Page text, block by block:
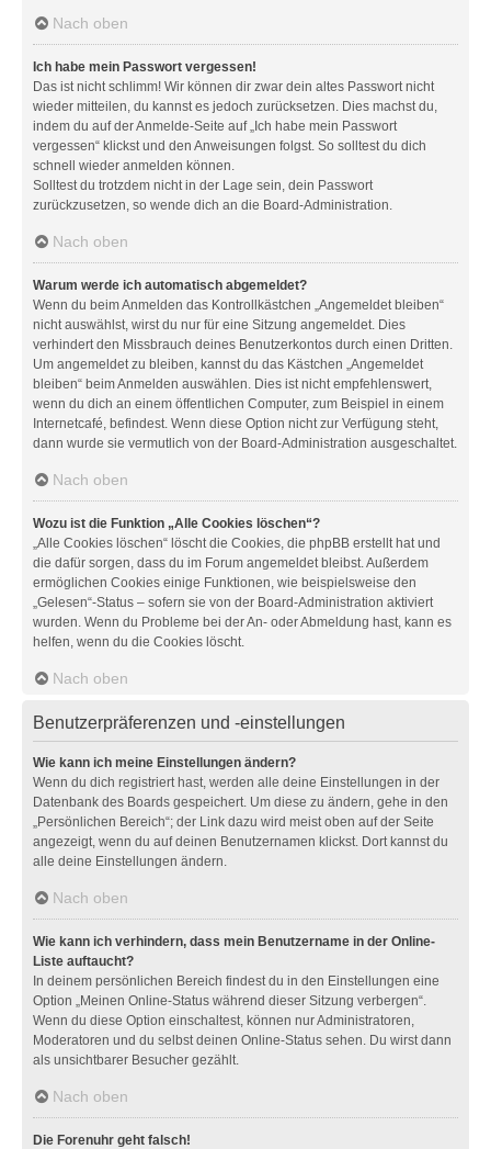
Nach oben
Ich habe mein Passwort vergessen!
Das ist nicht schlimm! Wir können dir zwar dein altes Passwort nicht
wieder mitteilen, du kannst es jedoch zurücksetzen. Dies machst du,
indem du auf der Anmelde-Seite auf „Ich habe mein Passwort
vergessen“ klickst und den Anweisungen folgst. So solltest du dich
schnell wieder anmelden können.
Solltest du trotzdem nicht in der Lage sein, dein Passwort
zurückzusetzen, so wende dich an die Board-Administration.
Nach oben
Warum werde ich automatisch abgemeldet?
Wenn du beim Anmelden das Kontrollkästchen „Angemeldet bleiben“
nicht auswählst, wirst du nur für eine Sitzung angemeldet. Dies
verhindert den Missbrauch deines Benutzerkontos durch einen Dritten.
Um angemeldet zu bleiben, kannst du das Kästchen „Angemeldet
bleiben“ beim Anmelden auswählen. Dies ist nicht empfehlenswert,
wenn du dich an einem öffentlichen Computer, zum Beispiel in einem
Internetcafé, befindest. Wenn diese Option nicht zur Verfügung steht,
dann wurde sie vermutlich von der Board-Administration ausgeschaltet.
Nach oben
Wozu ist die Funktion „Alle Cookies löschen“?
„Alle Cookies löschen“ löscht die Cookies, die phpBB erstellt hat und
die dafür sorgen, dass du im Forum angemeldet bleibst. Außerdem
ermöglichen Cookies einige Funktionen, wie beispielsweise den
„Gelesen“-Status – sofern sie von der Board-Administration aktiviert
wurden. Wenn du Probleme bei der An- oder Abmeldung hast, kann es
helfen, wenn du die Cookies löscht.
Nach oben
Benutzerpräferenzen und -einstellungen
Wie kann ich meine Einstellungen ändern?
Wenn du dich registriert hast, werden alle deine Einstellungen in der
Datenbank des Boards gespeichert. Um diese zu ändern, gehe in den
„Persönlichen Bereich“; der Link dazu wird meist oben auf der Seite
angezeigt, wenn du auf deinen Benutzernamen klickst. Dort kannst du
alle deine Einstellungen ändern.
Nach oben
Wie kann ich verhindern, dass mein Benutzername in der Online-
Liste auftaucht?
In deinem persönlichen Bereich findest du in den Einstellungen eine
Option „Meinen Online-Status während dieser Sitzung verbergen“.
Wenn du diese Option einschaltest, können nur Administratoren,
Moderatoren und du selbst deinen Online-Status sehen. Du wirst dann
als unsichtbarer Besucher gezählt.
Nach oben
Die Forenuhr geht falsch!